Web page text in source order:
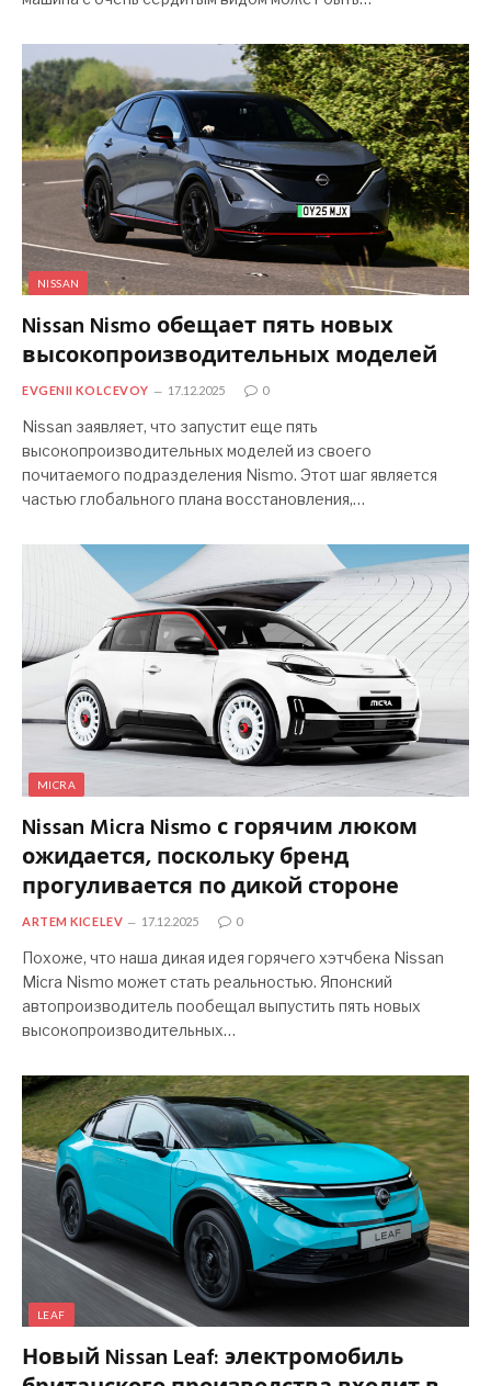
NISSAN
Nissan Nismo обещает пять новых
высокопроизводительных моделей
EVGENII KOLCEVOY 17.12.2025 0
Nissan заявляет, что запустит еще пять
высокопроизводительных моделей из своего
почитаемого подразделения Nismo. Этот шаг является
частью глобального плана восстановления,…
MICRA
Nissan Micra Nismo с горячим люком
ожидается, поскольку бренд
прогуливается по дикой стороне
ARTEM KICELEV 17.12.2025 0
Похоже, что наша дикая идея горячего хэтчбека Nissan
Micra Nismo может стать реальностью. Японский
автопроизводитель пообещал выпустить пять новых
высокопроизводительных…
LEAF
Новый Nissan Leaf: электромобиль